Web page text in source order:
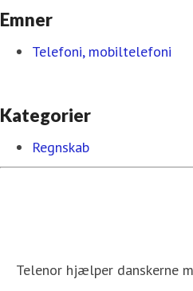
Emner
Telefoni, mobiltelefoni
Kategorier
Regnskab
Telenor hjælper danskerne